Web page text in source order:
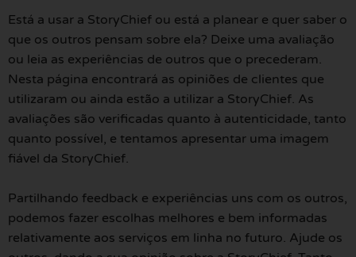
Está a usar a StoryChief ou está a planear e quer saber o
que os outros pensam sobre ela? Deixe uma avaliação
ou leia as experiências de outros que o precederam.
Nesta página encontrará as opiniões de clientes que
utilizaram ou ainda estão a utilizar a StoryChief. As
avaliações são verificadas quanto à autenticidade, tanto
quanto possível, e tentamos apresentar uma imagem
fiável da StoryChief.
Partilhando feedback e experiências uns com os outros,
podemos fazer escolhas melhores e bem informadas
relativamente aos serviços em linha no futuro. Ajude os